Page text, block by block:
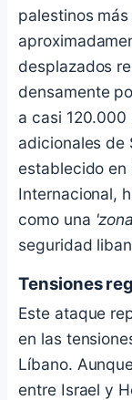
palestinos
desplazados
densamente
a casi
adicionales de
establecido en
Internacional,
como una
seguridad
Tensiones
Este ataque
en las
Líbano.
entre Israel y